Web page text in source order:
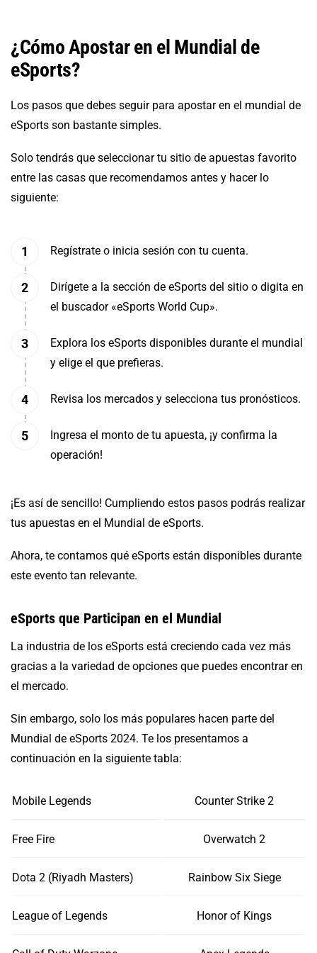
¿Cómo Apostar en el Mundial de
eSports?
Los pasos que debes seguir para apostar en el mundial de
eSports son bastante simples.
Solo tendrás que seleccionar tu sitio de apuestas favorito
entre las casas que recomendamos antes y hacer lo
siguiente:
Regístrate o inicia sesión con tu cuenta.
Dirígete a la sección de eSports del sitio o digita en
el buscador «eSports World Cup».
Explora los eSports disponibles durante el mundial
y elige el que prefieras.
Revisa los mercados y selecciona tus pronósticos.
Ingresa el monto de tu apuesta, ¡y confirma la
operación!
¡Es así de sencillo! Cumpliendo estos pasos podrás realizar
tus apuestas en el Mundial de eSports.
Ahora, te contamos qué eSports están disponibles durante
este evento tan relevante.
eSports que Participan en el Mundial
La industria de los eSports está creciendo cada vez más
gracias a la variedad de opciones que puedes encontrar en
el mercado.
Sin embargo, solo los más populares hacen parte del
Mundial de eSports 2024. Te los presentamos a
continuación en la siguiente tabla:
Mobile Legends Counter Strike 2
Free Fire Overwatch 2
Dota 2 (Riyadh Masters) Rainbow Six Siege
League of Legends Honor of Kings